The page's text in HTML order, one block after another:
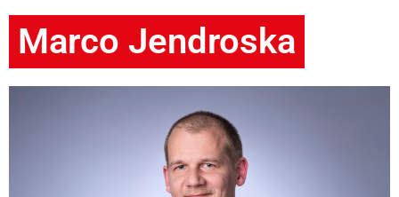
Marco Jendroska